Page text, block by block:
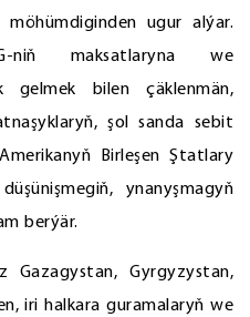
ugur alýar.
niň maksatlaryna we
gelmek bilen çäklenmän,
şol sanda sebit
Birleşen Ştatlary
ynanyşmagyň
berýär.
Gazagystan, Gyrgyzystan,
iri halkara guramalaryň we